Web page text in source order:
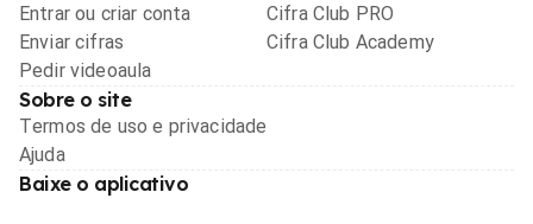
Entrar ou criar conta
Enviar cifras
Pedir videoaula
Cifra Club PRO
Cifra Club Academy
Sobre o site
Termos de uso e privacidade
Ajuda
Baixe o aplicativo